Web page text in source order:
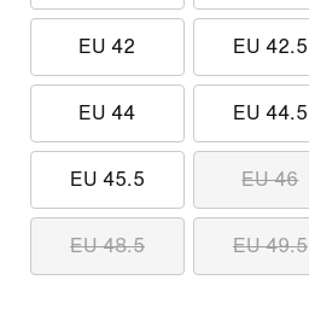
EU 42 EU 42.5
EU 44 EU 44.5
EU 45.5 EU 46
EU 48.5 EU 49.5